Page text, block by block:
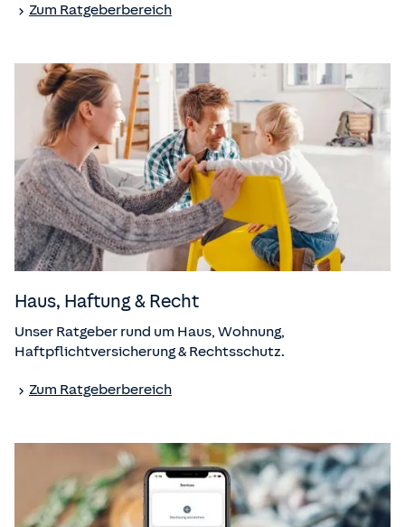
Zum Ratgeberbereich
Haus, Haftung & Recht
Unser Ratgeber rund um Haus, Wohnung,
Haftpflichtversicherung & Rechtsschutz.
Zum Ratgeberbereich